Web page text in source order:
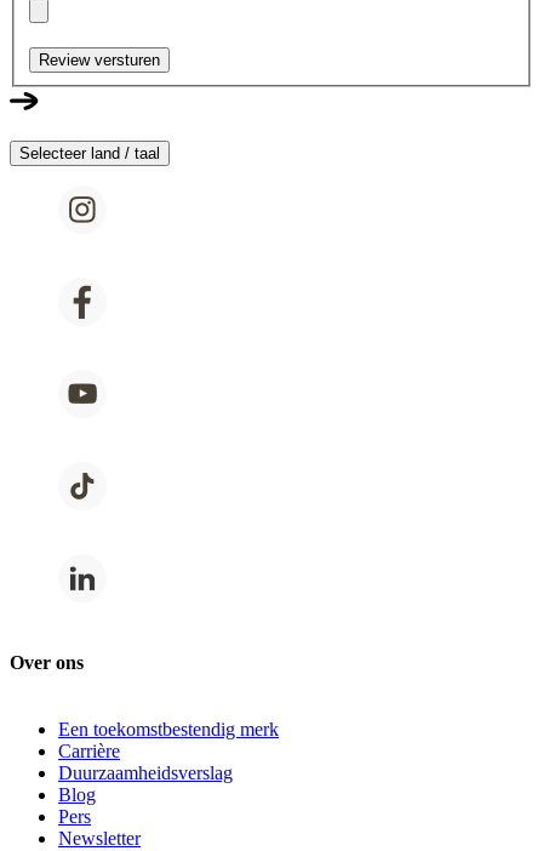
Review versturen
Selecteer land / taal
Over ons
Een toekomstbestendig merk
Carrière
Duurzaamheidsverslag
Blog
Pers
Newsletter